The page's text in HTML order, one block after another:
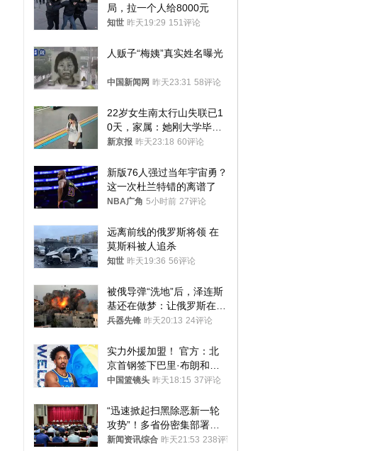
局，拉一个人给8000元
知世 昨天19:29 151评论
人贩子“梅姨”真实姓名曝光
中国新闻网 昨天23:31 58评论
22岁女生南太行山失联已1
0天，家属：她刚大学毕业
想到山里旅行
新京报 昨天23:18 60评论
新版76人强过当年宇宙勇？
这一次杜兰特错的离谱了
NBA广角 5小时前 27评论
远离前线的俄罗斯将领 在
莫斯科被人追杀
知世 昨天19:36 56评论
被俄导弹“洗地”后，泽连斯
基还在做梦：让俄罗斯在冬
季前求和？
兵器先锋 昨天20:13 24评论
实力外援加盟！ 官方：北
京首钢签下巴里·布朗和桑
普森
中国篮镜头 昨天18:15 37评论
“迅速掀起扫黑除恶新一轮
攻势”！多省份密集部署，
公布举报方式
新闻资讯综合 昨天21:53 238评论